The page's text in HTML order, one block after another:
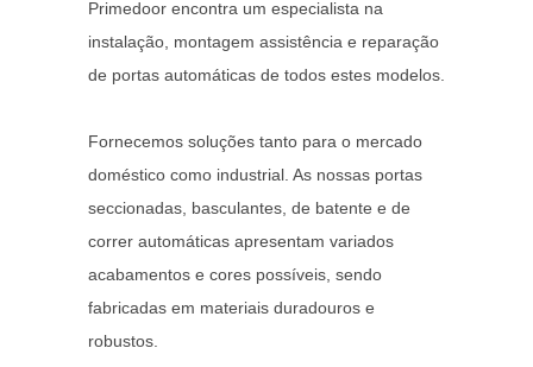
Primedoor encontra um especialista na
instalação, montagem assistência e reparação
de portas automáticas de todos estes modelos.
Fornecemos soluções tanto para o mercado
doméstico como industrial. As nossas portas
seccionadas, basculantes, de batente e de
correr automáticas apresentam variados
acabamentos e cores possíveis, sendo
fabricadas em materiais duradouros e
robustos.